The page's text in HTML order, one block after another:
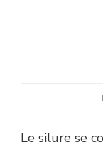
Le silure se